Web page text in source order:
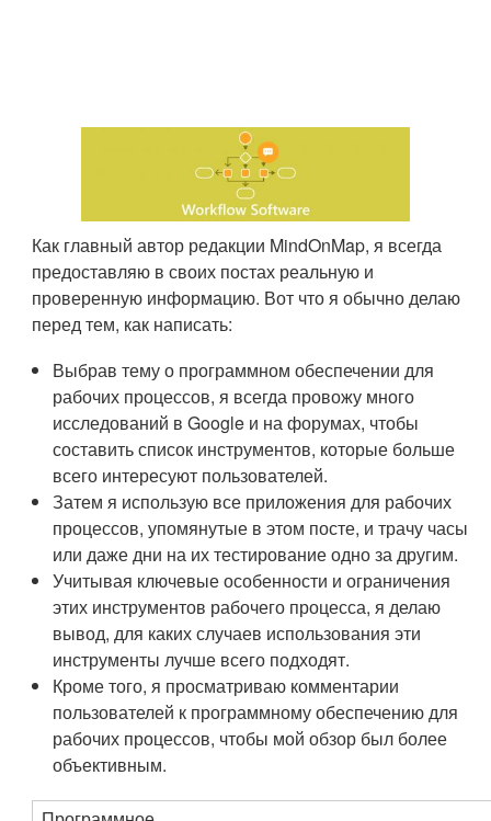
Как главный автор редакции MindOnMap, я всегда
предоставляю в своих постах реальную и
проверенную информацию. Вот что я обычно делаю
перед тем, как написать:
Выбрав тему о программном обеспечении для
рабочих процессов, я всегда провожу много
исследований в Google и на форумах, чтобы
составить список инструментов, которые больше
всего интересуют пользователей.
Затем я использую все приложения для рабочих
процессов, упомянутые в этом посте, и трачу часы
или даже дни на их тестирование одно за другим.
Учитывая ключевые особенности и ограничения
этих инструментов рабочего процесса, я делаю
вывод, для каких случаев использования эти
инструменты лучше всего подходят.
Кроме того, я просматриваю комментарии
пользователей к программному обеспечению для
рабочих процессов, чтобы мой обзор был более
объективным.